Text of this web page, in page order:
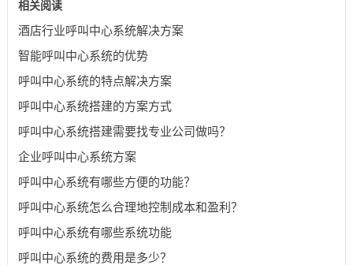
相关阅读
酒店行业呼叫中心系统解决方案
智能呼叫中心系统的优势
呼叫中心系统的特点解决方案
呼叫中心系统搭建的方案方式
呼叫中心系统搭建需要找专业公司做吗？
企业呼叫中心系统方案
呼叫中心系统有哪些方便的功能？
呼叫中心系统怎么合理地控制成本和盈利？
呼叫中心系统有哪些系统功能
呼叫中心系统的费用是多少？